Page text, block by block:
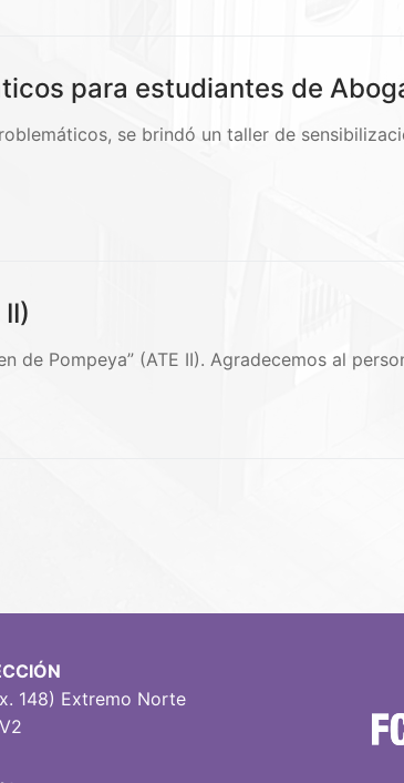
para estudiantes de
se brindó un taller de
de Pompeya” (ATE II). Agradecemos al
148) Extremo Norte
V2